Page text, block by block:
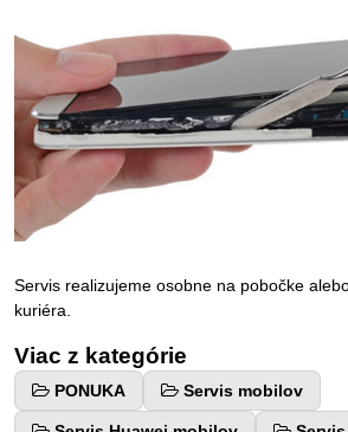
Servis realizujeme osobne na pobočke
kuriéra.
Viac z kategórie
PONUKA Servis mobilov